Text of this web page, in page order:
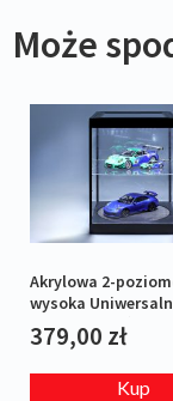
Może
Akrylowa 2-
wysoka
Gablotka z ośw. LED
obrotową platformą
379,00 zł
Kup